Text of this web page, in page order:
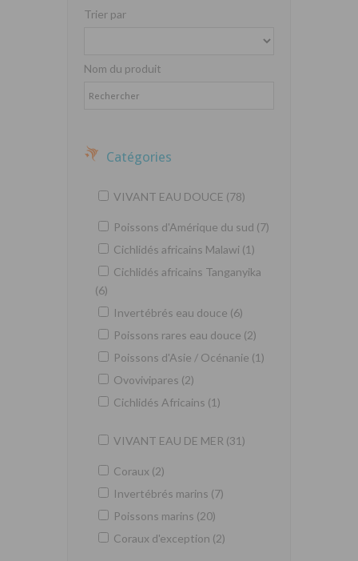
Trier par
Nom du produit
Catégories
VIVANT EAU DOUCE (78)
Poissons d'Amérique du sud (7)
Cichlidés africains Malawi (1)
Cichlidés africains Tanganyika
(6)
Invertébrés eau douce (6)
Poissons rares eau douce (2)
Poissons d'Asie / Océnanie (1)
Ovovivipares (2)
Cichlidés Africains (1)
VIVANT EAU DE MER (31)
Coraux (2)
Invertébrés marins (7)
Poissons marins (20)
Coraux d'exception (2)